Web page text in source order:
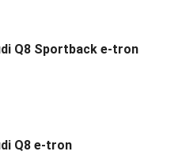
Q8 Sportback e-tron
Q8 e-tron